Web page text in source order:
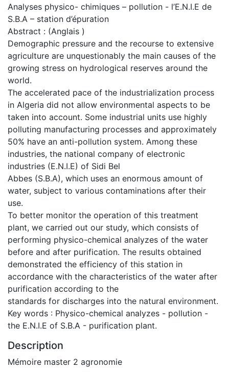
Analyses physico- chimiques – pollution - l’E.N.I.E de
S.B.A – station d’épuration
Abstract : (Anglais )
Demographic pressure and the recourse to extensive
agriculture are unquestionably the main causes of the
growing stress on hydrological reserves around the
world.
The accelerated pace of the industrialization process
in Algeria did not allow environmental aspects to be
taken into account. Some industrial units use highly
polluting manufacturing processes and approximately
50% have an anti-pollution system. Among these
industries, the national company of electronic
industries (E.N.I.E) of Sidi Bel
Abbes (S.B.A), which uses an enormous amount of
water, subject to various contaminations after their
use.
To better monitor the operation of this treatment
plant, we carried out our study, which consists of
performing physico-chemical analyzes of the water
before and after purification. The results obtained
demonstrated the efficiency of this station in
accordance with the characteristics of the water after
purification according to the
standards for discharges into the natural environment.
Key words : Physico-chemical analyzes - pollution -
the E.N.I.E of S.B.A - purification plant.
Description
Mémoire master 2 agronomie